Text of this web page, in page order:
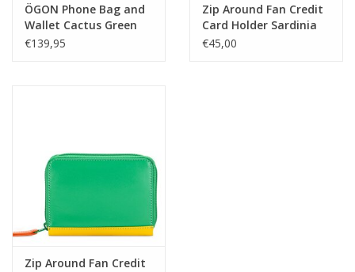
ÖGON Phone Bag and
Wallet Cactus Green
€139,95
Zip Around Fan Credit
Card Holder Sardinia
€45,00
Zip Around Fan Credit